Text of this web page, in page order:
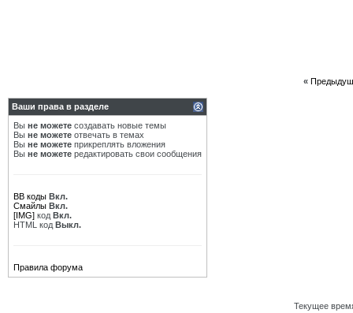
«
Ваши права в разделе
Вы не можете создавать новые темы
Вы не можете отвечать в темах
Вы не можете прикреплять вложения
Вы не можете редактировать свои сообщения
BB коды Вкл.
Смайлы Вкл.
[IMG] код Вкл.
HTML код Выкл.
Правила форума
Текущее